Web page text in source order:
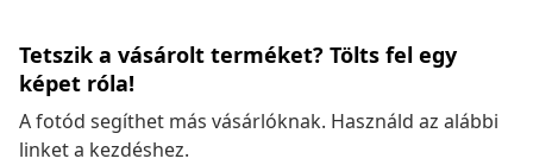
Tetszik a vásárolt terméket? Tölts fel egy
képet róla!
A fotód segíthet más vásárlóknak. Használd az alábbi
linket a kezdéshez.